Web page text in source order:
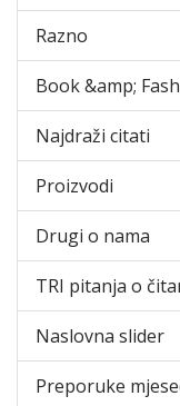
Razno
Book &amp;
Najdraži citati
Proizvodi
Drugi o nama
TRI pitanja o
Naslovna slider
Preporuke